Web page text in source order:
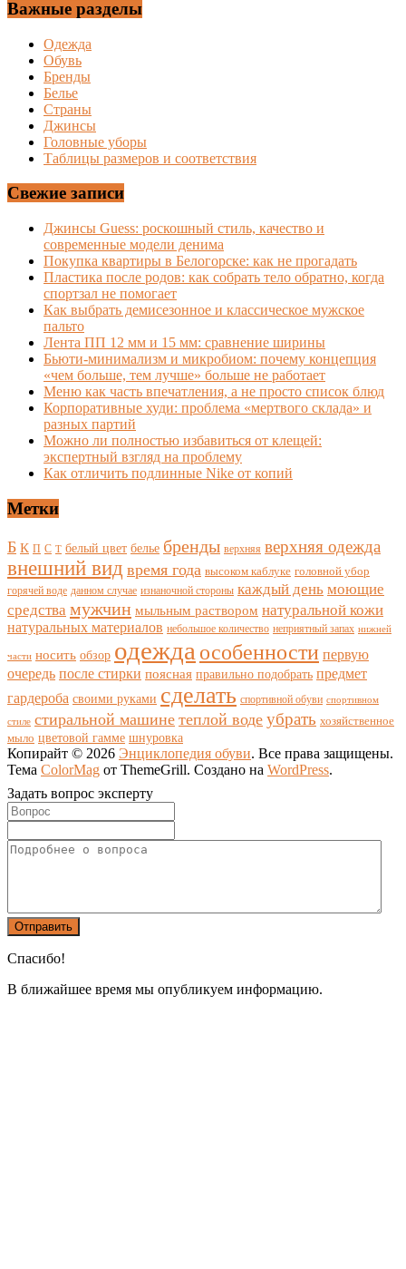
Важные разделы
Одежда
Обувь
Бренды
Белье
Страны
Джинсы
Головные уборы
Таблицы размеров и соответствия
Свежие записи
Джинсы Guess: роскошный стиль, качество и
современные модели денима
Покупка квартиры в Белогорске: как не прогадать
Пластика после родов: как собрать тело обратно, когда
спортзал не помогает
Как выбрать демисезонное и классическое мужское
пальто
Лента ПП 12 мм и 15 мм: сравнение ширины
Бьюти-минимализм и микробиом: почему концепция
«чем больше, тем лучше» больше не работает
Меню как часть впечатления, а не просто список блюд
Корпоративные худи: проблема «мертвого склада» и
разных партий
Можно ли полностью избавиться от клещей:
экспертный взгляд на проблему
Как отличить подлинные Nike от копий
Метки
Б К П С Т белый цвет белье бренды верхняя верхняя одежда
внешний вид время года высоком каблуке головной убор
горячей воде данном случае изнаночной стороны каждый день моющие
средства мужчин мыльным раствором натуральной кожи
натуральных материалов небольшое количество неприятный запах нижней
части носить обзор одежда особенности первую
очередь после стирки поясная правильно подобрать предмет
гардероба своими руками сделать спортивной обуви спортивном
стиле стиральной машине теплой воде убрать хозяйственное
мыло цветовой гамме шнуровка
Копирайт © 2026 Энциклопедия обуви. Все права защищены.
Тема ColorMag от ThemeGrill. Создано на WordPress.
Задать вопрос эксперту
Спасибо!
В ближайшее время мы опубликуем информацию.